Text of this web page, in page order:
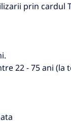
prin cardul
22 - 75 ani (la